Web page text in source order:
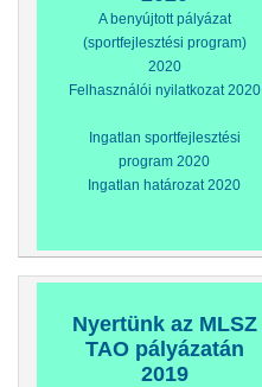
A benyújtott pályázat
(sportfejlesztési program)
2020
Felhasználói nyilatkozat 2020
Ingatlan sportfejlesztési
program 2020
Ingatlan határozat 2020
Nyertünk az MLSZ
TAO pályázatán
2019